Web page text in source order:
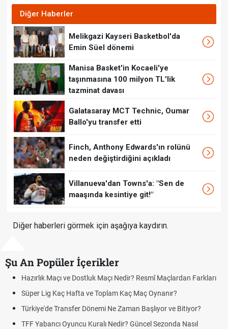
Diğer Haberler
Melikgazi Kayseri Basketbol'da
Emin Süel dönemi
Manisa Basket'in Kocaeli'ye
taşınmasına 100 milyon TL'lik
tazminat davası
Galatasaray MCT Technic, Oumar
Ballo'yu transfer etti
Finch, Anthony Edwards'ın rolünü
neden değiştirdiğini açıkladı
Villanueva'dan Towns'a: "Sen de
maaşında kesintiye git!"
Diğer haberleri görmek için aşağıya kaydırın.
Şu An Popüler İçerikler
Farkları
Bitiyor?
Nasıl
Puan Durumunda AG, OM ve Diğer Kısaltmalar
Skor Ne Demek? Sporda Skor ve Sonuç
Futbol Nasıl Oynanır? Temel Futbol Kuralları
Deplasman Golü Kuralı Nedir? Hangi